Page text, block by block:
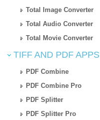
Total Image Converter
Total Audio Converter
Total Movie Converter
TIFF AND PDF APPS
PDF Combine
PDF Combine Pro
PDF Splitter
PDF Splitter Pro